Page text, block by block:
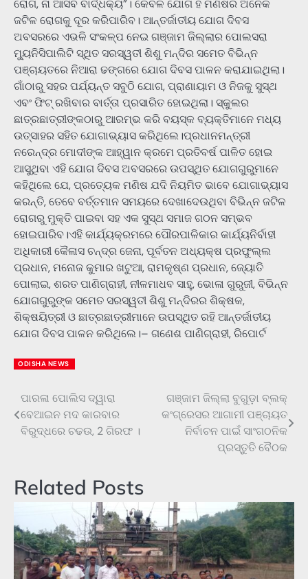
ରୋଗ, ନା ଆସିବ ବାର୍ଦ୍ଧକ୍ୟ”। କେବଳ ଯୋଗ ହିଁ ମଣିଷର ଅନେକ
ଜଟିଳ ରୋଗକୁ ଦୂର କରିପାରିବ। ଆନ୍ତର୍ଜାତୀୟ ଯୋଗ ଦିବସ
ଅବସରରେ ଏଭଳି ସଂକଳ୍ପ ନେଇ ଗଞ୍ଜାମ ଜିଲ୍ଲାର ପୋଲସରା
ମ୍ୟୁନିସିପାଲିଟି ସ୍ଥିତ ସରସ୍ୱତୀ ଶିଶୁ ମନ୍ଦିର ସମେତ ବିଭିନ୍ନ
ପଞ୍ଚାୟତରେ ନିଆରା ଢଙ୍ଗରେ ଯୋଗ ଦିବସ ପାଳନ କରାଯାଇଥିଲା।
ଗାଁଠାରୁ ସହର ପର୍ଯ୍ୟନ୍ତ ସବୁଠି ଯୋଗ, ପ୍ରାଣାୟାମ ଓ ନିଜକୁ ସୁସ୍ଥ
ଏବଂ ଫିଟ୍ ରଖିବାର ବାର୍ତ୍ତା ପ୍ରସାରିତ ହୋଇଥିଲା। ସ୍କୁଲର
ଛାତ୍ରଛାତ୍ରୀଙ୍କଠାରୁ ଆରମ୍ଭ କରି ବୟସ୍କ ବ୍ୟକ୍ତିମାନେ ମଧ୍ୟ
ଉତ୍ସାହର ସହିତ ଯୋଗାଭ୍ୟାସ କରିଥିଲେ।ପ୍ରଧାନମନ୍ତ୍ରୀ
ନରେନ୍ଦ୍ର ମୋଦୀଙ୍କ ଆହ୍ୱାନ କ୍ରମେ ପ୍ରତିବର୍ଷ ପାଳିତ ହୋଇ
ଆସୁଥିବା ଏହି ଯୋଗ ଦିବସ ଅବସରରେ ଉପସ୍ଥିତ ଯୋଗଗୁରୁମାନେ
କହିଥିଲେ ଯେ, ପ୍ରତ୍ୟେକ ମଣିଷ ଯଦି ନିୟମିତ ଭାବେ ଯୋଗାଭ୍ୟାସ
କରନ୍ତି, ତେବେ ବର୍ତ୍ତମାନ ସମୟରେ ଦେଖାଦେଉଥିବା ବିଭିନ୍ନ ଜଟିଳ
ରୋଗରୁ ମୁକ୍ତି ପାଇବା ସହ ଏକ ସୁସ୍ଥ ସମାଜ ଗଠନ ସମ୍ଭବ
ହୋଇପାରିବ।ଏହି କାର୍ଯ୍ୟକ୍ରମରେ ପୌରପାଳିକାର କାର୍ଯ୍ୟନିର୍ବାହୀ
ଅଧିକାରୀ କୈଳାସ ଚନ୍ଦ୍ର ଜେନା, ପୂର୍ବତନ ଅଧ୍ୟକ୍ଷ ପ୍ରଫୁଲ୍ଲ
ପ୍ରଧାନ, ମନୋଜ କୁମାର ଖଟୁଆ, ରାମକୃଷ୍ଣ ପ୍ରଧାନ, ଜ୍ୟୋତି
ପୋଲାଇ, ଶରତ ପାଣିଗ୍ରାହୀ, ନୀଳମାଧବ ସାହୁ, ଭୋଳା ଗୁରୁଜୀ, ବିଭିନ୍ନ
ଯୋଗଗୁରୁଙ୍କ ସମେତ ସରସ୍ୱତୀ ଶିଶୁ ମନ୍ଦିରର ଶିକ୍ଷକ,
ଶିକ୍ଷୟିତ୍ରୀ ଓ ଛାତ୍ରଛାତ୍ରୀମାନେ ଉପସ୍ଥିତ ରହି ଆନ୍ତର୍ଜାତୀୟ
ଯୋଗ ଦିବସ ପାଳନ କରିଥିଲେ।– ଗଣେଶ ପାଣିଗ୍ରାହୀ, ରିପୋର୍ଟ
ODISHA NEWS
Post
navigation
ପାରଳା ପୋଲିସ ଦ୍ୱାରା
ବେଆଇନ ମଦ କାରବାର
ବିରୁଦ୍ଧରେ ଚଢଉ, 2 ଗିରଫ ।
ଗଞ୍ଜାମ ଜିଲ୍ଲା ବୁଗୁଡ଼ା ବ୍ଲକ୍
କଂଗ୍ରେସର ଆଗାମୀ ପଞ୍ଚାୟତ
ନିର୍ବାଚନ ପାଇଁ ସାଂଗଠନିକ
ପ୍ରସ୍ତୁତି ବୈଠକ
Related Posts